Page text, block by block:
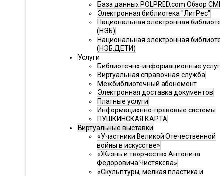
База данных POLPRED.com Обзор
Электронная библиотека "ЛитРес"
Национальная электронная
(НЭБ)
Национальная электронная
(НЭБ.ДЕТИ)
Услуги
Библиотечно-информационные
Виртуальная справочная служба
Межбиблиотечный абонемент
Электронная доставка документов
Платные услуги
Информационно-правовые системы
ПУШКИНСКАЯ КАРТА
Виртуальные выставки
«Участники Великой Отечественной
войны в искусстве»
«Жизнь и творчество Антонина
Федоровича Чистякова»
«Скульптуры, мелкая пластика и